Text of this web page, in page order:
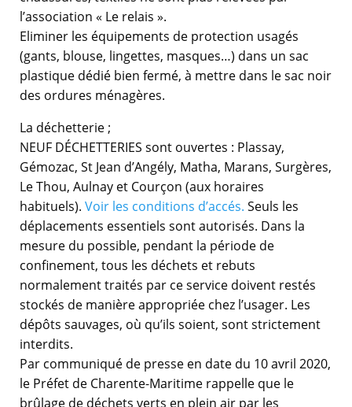
l’association « Le relais ».
Eliminer les équipements de protection usagés
(gants, blouse, lingettes, masques…) dans un sac
plastique dédié bien fermé, à mettre dans le sac noir
des ordures ménagères.
La déchetterie ;
NEUF DÉCHETTERIES sont ouvertes : Plassay,
Gémozac, St Jean d’Angély, Matha, Marans, Surgères,
Le Thou, Aulnay et Courçon (aux horaires
habituels). Voir les conditions d’accés. Seuls les
déplacements essentiels sont autorisés. Dans la
mesure du possible, pendant la période de
confinement, tous les déchets et rebuts
normalement traités par ce service doivent restés
stockés de manière appropriée chez l’usager. Les
dépôts sauvages, où qu’ils soient, sont strictement
interdits.
Par communiqué de presse en date du 10 avril 2020,
le Préfet de Charente-Maritime rappelle que le
brûlage de déchets verts en plein air par les